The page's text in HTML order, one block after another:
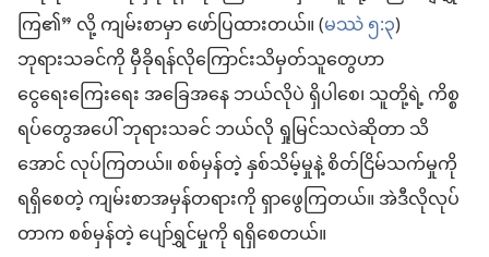
ကြ၏” လို့ ကျမ်းစာမှာ ဖော်ပြထားတယ်။ (မဿဲ ၅:၃)
ဘုရားသခင်ကို မှီခိုရန်လိုကြောင်းသိမှတ်သူတွေဟာ
ငွေရေးကြေးရေး အခြေအနေ ဘယ်လိုပဲ ရှိပါစေ၊ သူတို့ရဲ့ ကိစ္စ
ရပ်တွေအပေါ် ဘုရားသခင် ဘယ်လို ရှုမြင်သလဲဆိုတာ သိ
အောင် လုပ်ကြတယ်။ စစ်မှန်တဲ့ နှစ်သိမ့်မှုနဲ့ စိတ်ငြိမ်သက်မှုကို
ရရှိစေတဲ့ ကျမ်းစာအမှန်တရားကို ရှာဖွေကြတယ်။ အဲဒီလိုလုပ်
တာက စစ်မှန်တဲ့ ပျော်ရွှင်မှုကို ရရှိစေတယ်။